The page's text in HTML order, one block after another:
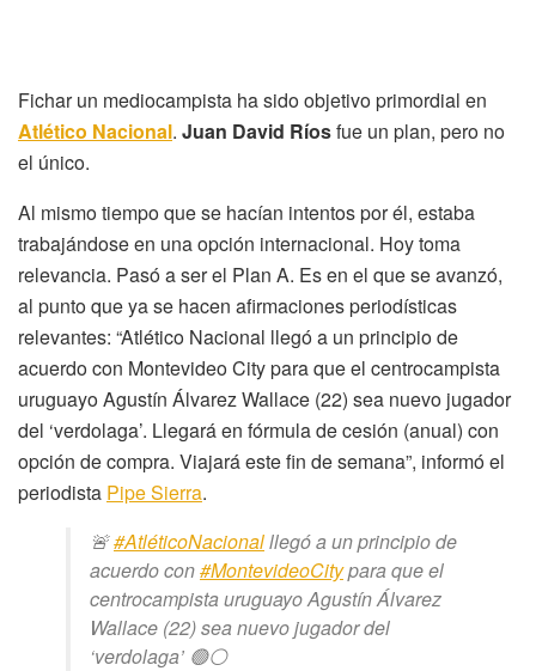
Fichar un mediocampista ha sido objetivo primordial en
Atlético Nacional. Juan David Ríosfue un plan, pero no
el único.
Al mismo tiempo que se hacían intentos por él, estaba
trabajándose en una opción internacional. Hoy toma
relevancia. Pasó a ser el Plan A. Es en el que se avanzó,
al punto que ya se hacen afirmaciones periodísticas
relevantes: “Atlético Nacional llegó a un principio de
acuerdo con Montevideo City para que el centrocampista
uruguayo Agustín Álvarez Wallace (22) sea nuevo jugador
del ‘verdolaga’. Llegará en fórmula de cesión (anual) con
opción de compra. Viajará este fin de semana”, informó el
periodista Pipe Sierra.
🚨#AtléticoNacionalllegó a un principio de
acuerdo con#MontevideoCitypara que el
centrocampista uruguayo Agustín Álvarez
Wallace (22) sea nuevo jugador del
‘verdolaga’ 🟢⚪️